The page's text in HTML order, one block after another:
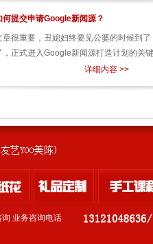
何提交申请Google新闻源？
章很重要，丑媳妇终要见公婆的时候到
，正式进入Google新闻源打造计划的关
详细内容 >>
询 业务咨询电话